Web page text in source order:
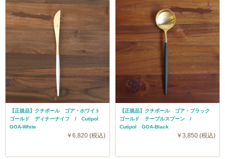
【正規品】クチポール ゴア・ホワイト
ゴールド ディナーナイフ / Cutipol
GOA-White
￥6,820 (税込)
【正規品】クチポール ゴア・ブラック
ゴールド テーブルスプーン /
Cutipol GOA-Black
￥3,850 (税込)